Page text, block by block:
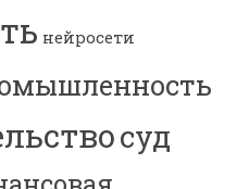
нейросети
суд